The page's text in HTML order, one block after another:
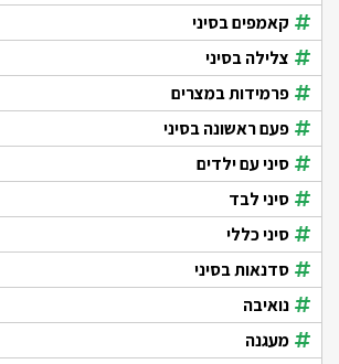
קאמפים בסיני
צלילה בסיני
פרמידות במצרים
פעם ראשונה בסיני
סיני עם ילדים
סיני לבד
סיני כללי
סדנאות בסיני
נואיבה
מעגנה